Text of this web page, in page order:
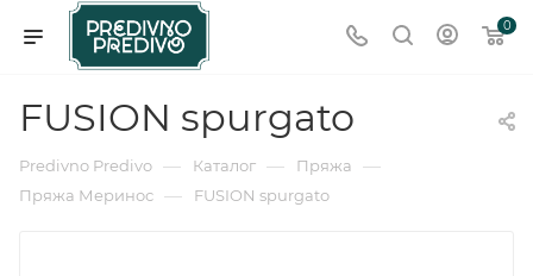
0
FUSION spurgato
Predivno Predivo — Каталог — Пряжа —
Пряжа Меринос — FUSION spurgato